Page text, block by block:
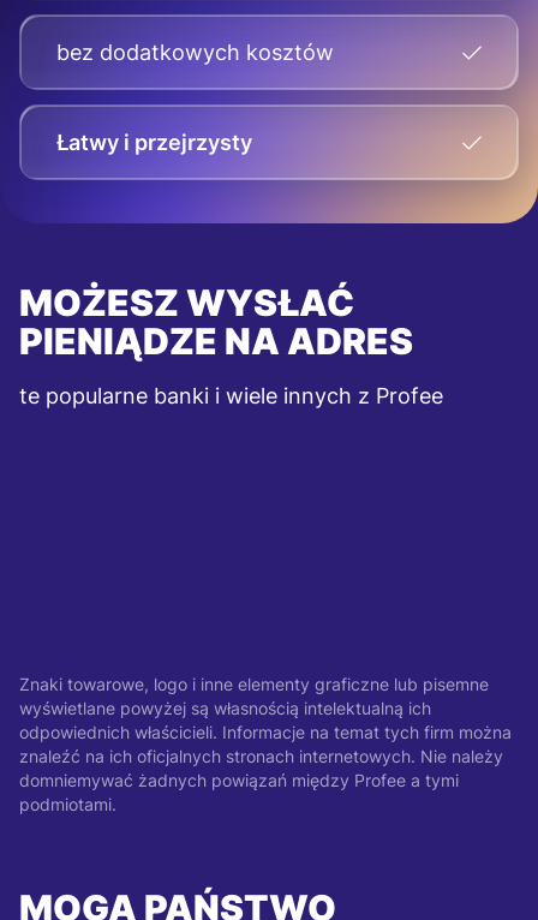
bez dodatkowych kosztów
Łatwy i przejrzysty
MOŻESZ WYSŁAĆ
PIENIĄDZE NA ADRES
te popularne banki i wiele innych z Profee
Znaki towarowe, logo i inne elementy graficzne lub pisemne
wyświetlane powyżej są własnością intelektualną ich
odpowiednich właścicieli. Informacje na temat tych firm można
znaleźć na ich oficjalnych stronach internetowych. Nie należy
domniemywać żadnych powiązań między Profee a tymi
podmiotami.
MOGĄ PAŃSTWO